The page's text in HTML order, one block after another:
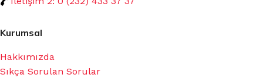
Kurumsal
Hakkımızda
Sıkça Sorulan Sorular